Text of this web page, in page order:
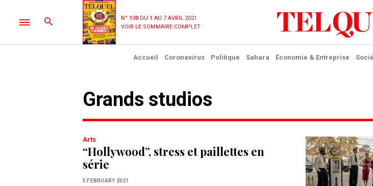
N° 138 DU 1 AU 7 AVRIL 2021
VOIR LE SOMMAIRE COMPLET
Accueil Coronavirus Politique Sahara Économie & Entreprise
Grands studios
Arts
“Hollywood”, stress et paillettes en
série
5 FEBRUARY 2021